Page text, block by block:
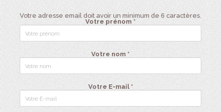
Votre adresse email doit avoir un minimum de 6 caractères.
Votre prénom *
Votre nom *
Votre E-mail *